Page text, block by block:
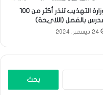
وزارة التهذيب تنذر أكثر من 100
بالفصل (اللاىحة)
24 ديسمبر، 2024